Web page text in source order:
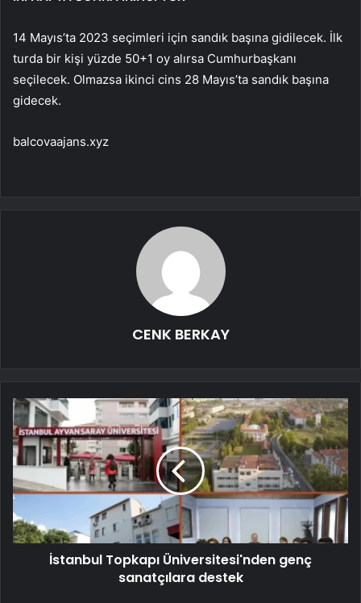
14 Mayıs’ta 2023 seçimleri için sandık başına gidilecek. İlk
turda bir kişi yüzde 50+1 oy alırsa Cumhurbaşkanı
seçilecek. Olmazsa ikinci cins 28 Mayıs’ta sandık başına
gidecek.
balcovaajans.xyz
CENK BERKAY
İstanbul Topkapı Üniversitesi'nden genç
sanatçılara destek